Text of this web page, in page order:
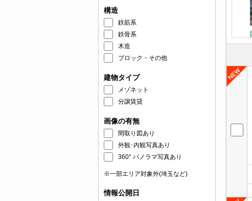
構造
鉄筋系
鉄骨系
木造
ブロック・その他
建物タイプ
メゾネット
分譲賃貸
画像の有無
間取り図あり
外観･内観写真あり
360° パノラマ写真あり
※一部エリア対象外(埼玉など)
情報公開日